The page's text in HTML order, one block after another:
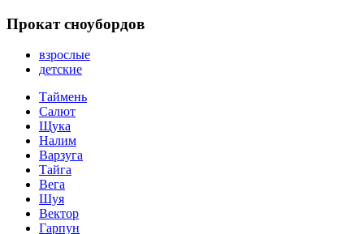
Прокат сноубордов
взрослые
детские
Таймень
Салют
Щука
Налим
Варзуга
Тайга
Вега
Шуя
Вектор
Гарпун